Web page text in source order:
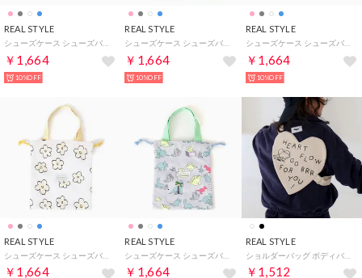
REAL STYLE
￥1,664
10%OFF
REAL STYLE
￥1,664
10%OFF
REAL STYLE
シューズケース シューズバッグ 巾着 上履き 上靴 体操服 お着替え袋 小学生 女の子 男の子 子供 キッズ 入園 入学 保育園 幼稚園 撥水 （フラワー(モノクロ)）
￥1,664
10%OFF
REAL STYLE
￥1,664
REAL STYLE
￥1,664
REAL STYLE
ショルダーバッグ ボディバッグ 子供 キッズ 帆布 ハート ポーチ 小物入れ 斜めがけ 軽量 小さめ ミニ 男の子 女の子 保育園 幼稚園 （アイボリー）
￥1,512